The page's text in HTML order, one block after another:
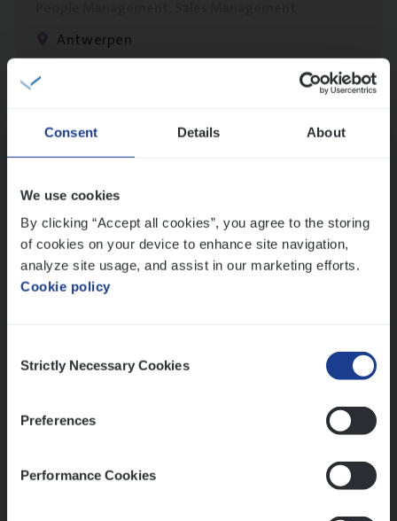
Consent Details About
We use cookies
By clicking “Accept all cookies”, you agree to the storing
of cookies on your device to enhance site navigation,
analyze site usage, and assist in our marketing efforts.
Cookie policy
Selection
Strictly Necessary Cookies
Preferences
Performance Cookies
Antwerpen
Lees onze verhalen
Meer dan collega’s: hoe Julie en Aurélie elkaar
Mathias houdt van diepgaande dossiers én droge
humor
Thalia zoekt graag oplossingen, in games én op het
werk
Ons sollicitatieproces